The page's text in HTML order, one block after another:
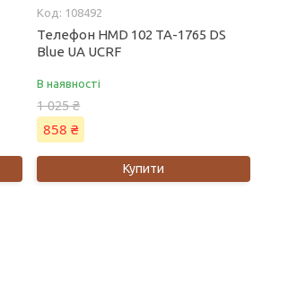
108492
Телефон HMD 102 TA-1765 DS
Blue UA UCRF
В наявності
1 025 ₴
858 ₴
Купити